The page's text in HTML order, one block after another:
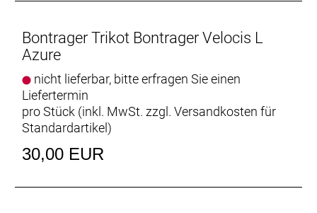
Bontrager Trikot Bontrager Velocis L
Azure
nicht lieferbar, bitte erfragen Sie einen
Liefertermin
pro Stück (inkl. MwSt. zzgl. Versandkosten für
Standardartikel)
30,00 EUR